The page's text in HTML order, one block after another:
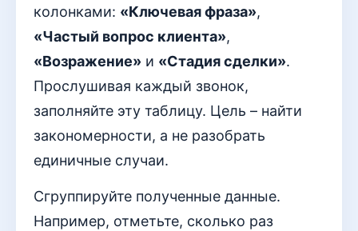
колонками: «Ключевая фраза»,
«Частый вопрос клиента»,
«Возражение» и «Стадия сделки».
Прослушивая каждый звонок,
заполняйте эту таблицу. Цель – найти
закономерности, а не разобрать
единичные случаи.
Сгруппируйте полученные данные.
Например, отметьте, сколько раз